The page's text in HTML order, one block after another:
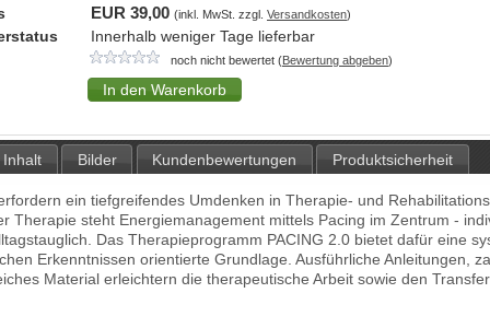
EUR 39,00 (inkl. MwSt. zzgl. Versandkosten)
Innerhalb weniger Tage lieferbar
noch nicht bewertet (Bewertung abgeben)
Inhalt Bilder Kundenbewertungen Produktsicherheit
ein tiefgreifendes Umdenken in Therapie- und
Therapie steht Energiemanagement mittels Pacing im Zentrum -
Das Therapieprogramm PACING 2.0 bietet dafür eine
Erkenntnissen orientierte Grundlage. Ausführliche Anleitungen,
Material erleichtern die therapeutische Arbeit sowie den